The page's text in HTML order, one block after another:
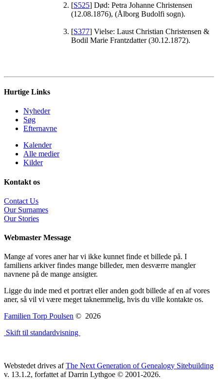
[S525] Død: Petra Johanne Christensen
(12.08.1876), (Ålborg Budolfi sogn).
[S377] Vielse: Laust Christian Christensen &
Bodil Marie Frantzdatter (30.12.1872).
Hurtige Links
Nyheder
Søg
Efternavne
Kalender
Alle medier
Kilder
Kontakt os
Contact Us
Our Surnames
Our Stories
Webmaster Message
Mange af vores aner har vi ikke kunnet finde et billede på. I
familiens arkiver findes mange billeder, men desværre mangler
navnene på de mange ansigter.
Ligge du inde med et portræt eller anden godt billede af en af vores
aner, så vil vi være meget taknemmelig, hvis du ville kontakte os.
Familien Torp Poulsen © 2026
Skift til standardvisning
Webstedet drives afThe Next Generation of Genealogy Sitebuilding
v. 13.1.2, forfattet af Darrin Lythgoe © 2001-2026.